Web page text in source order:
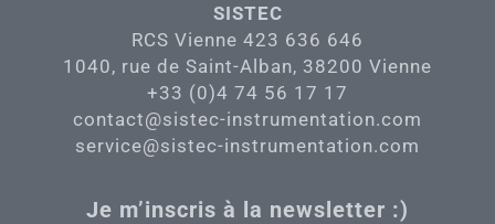
SISTEC
RCS Vienne 423 636 646
1040, rue de Saint-Alban, 38200 Vienne
+33 (0)4 74 56 17 17
contact@sistec-instrumentation.com
service@sistec-instrumentation.com
Je m’inscris à la newsletter :)